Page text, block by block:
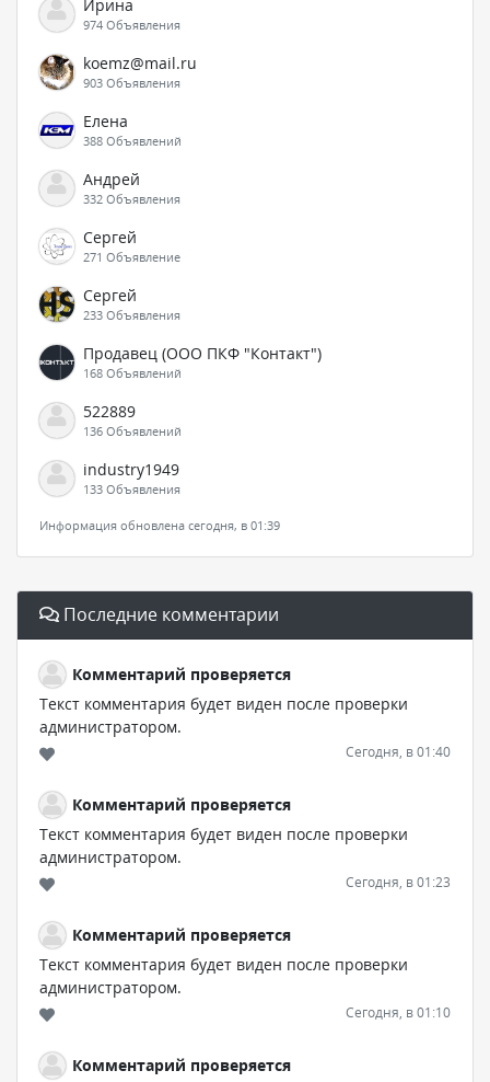
Ирина
974 Объявления
koemz@mail.ru
903 Объявления
Елена
388 Объявлений
Андрей
332 Объявления
Сергей
271 Объявление
Сергей
233 Объявления
Продавец (ООО ПКФ "Контакт")
168 Объявлений
522889
136 Объявлений
industry1949
133 Объявления
Информация обновлена сегодня, в 01:39
Последние комментарии
Комментарий проверяется
Текст комментария будет виден после проверки
администратором.
Сегодня, в 01:40
Комментарий проверяется
Текст комментария будет виден после проверки
администратором.
Сегодня, в 01:23
Комментарий проверяется
Текст комментария будет виден после проверки
администратором.
Сегодня, в 01:10
Комментарий проверяется